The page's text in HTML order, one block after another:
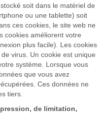
soit dans le matériel de
ou une tablette) soit
ces cookies, le site web ne
cookies améliorent votre
plus facile). Les cookies
virus. Un cookie est unique
système. Lorsque vous
que vous avez
Ces données ne
tiers.
de limitation,